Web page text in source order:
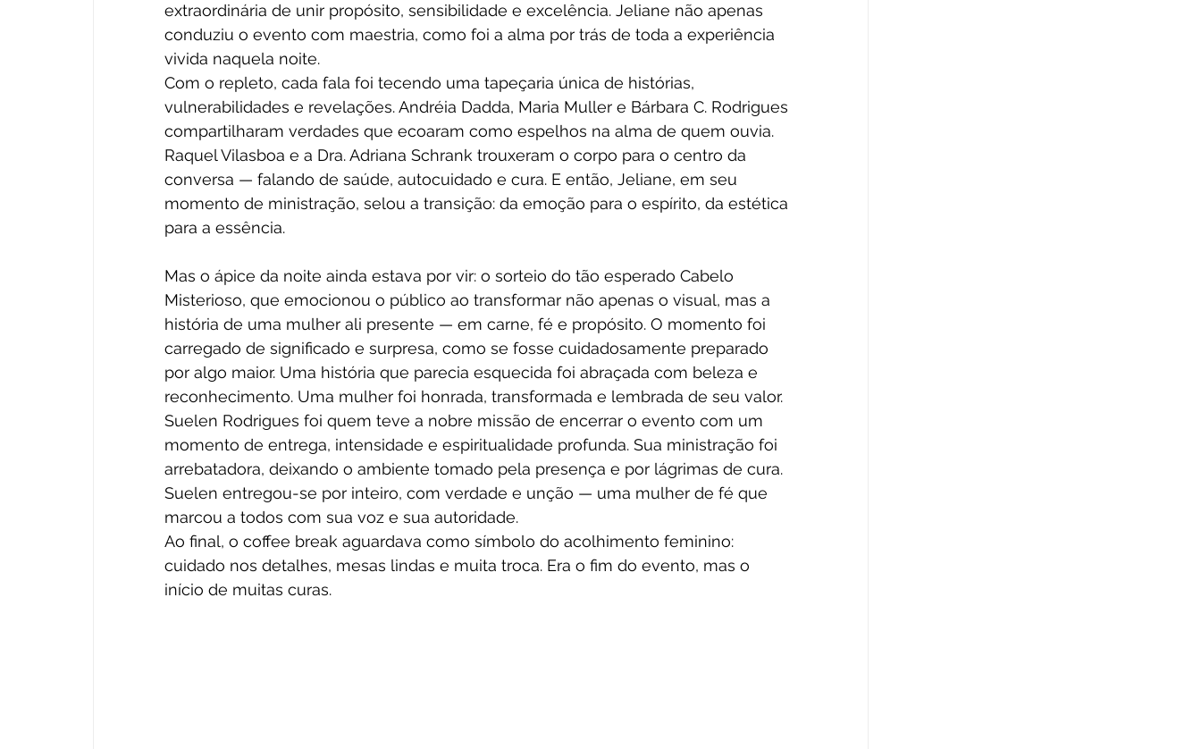
extraordinária de unir propósito, sensibilidade e excelência. Jeliane não apenas
conduziu o evento com maestria, como foi a alma por trás de toda a experiência
vivida naquela noite.
Com o repleto, cada fala foi tecendo uma tapeçaria única de histórias,
vulnerabilidades e revelações. Andréia Dadda, Maria Muller e Bárbara C. Rodrigues
compartilharam verdades que ecoaram como espelhos na alma de quem ouvia.
Raquel Vilasboa e a Dra. Adriana Schrank trouxeram o corpo para o centro da
conversa — falando de saúde, autocuidado e cura. E então, Jeliane, em seu
momento de ministração, selou a transição: da emoção para o espírito, da estética
para a essência.
Mas o ápice da noite ainda estava por vir: o sorteio do tão esperado Cabelo
Misterioso, que emocionou o público ao transformar não apenas o visual, mas a
história de uma mulher ali presente — em carne, fé e propósito. O momento foi
carregado de significado e surpresa, como se fosse cuidadosamente preparado
por algo maior. Uma história que parecia esquecida foi abraçada com beleza e
reconhecimento. Uma mulher foi honrada, transformada e lembrada de seu valor.
Suelen Rodrigues foi quem teve a nobre missão de encerrar o evento com um
momento de entrega, intensidade e espiritualidade profunda. Sua ministração foi
arrebatadora, deixando o ambiente tomado pela presença e por lágrimas de cura.
Suelen entregou-se por inteiro, com verdade e unção — uma mulher de fé que
marcou a todos com sua voz e sua autoridade.
Ao final, o coffee break aguardava como símbolo do acolhimento feminino:
cuidado nos detalhes, mesas lindas e muita troca. Era o fim do evento, mas o
início de muitas curas.